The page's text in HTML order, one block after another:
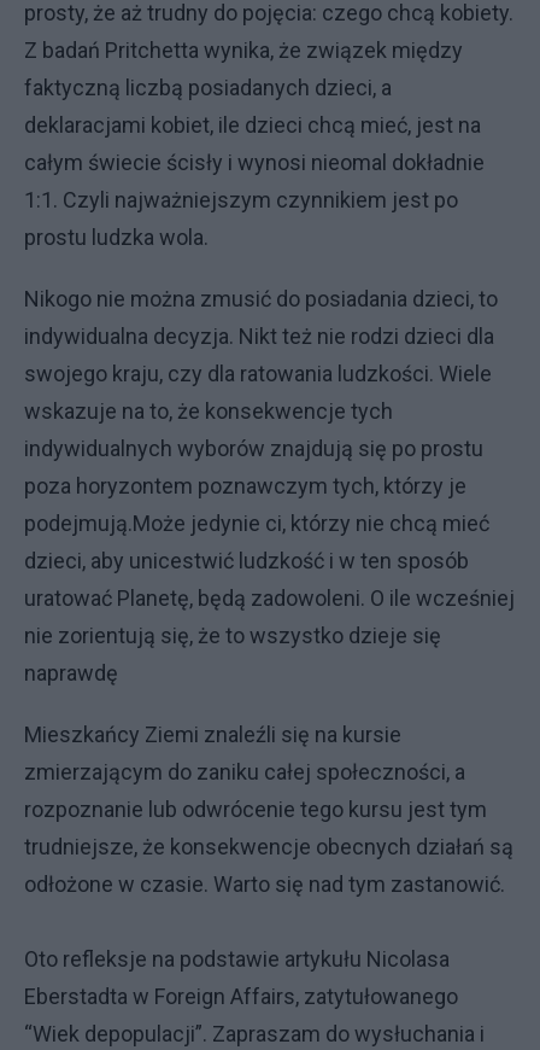
prosty, że aż trudny do pojęcia: czego chcą kobiety.
Z badań Pritchetta wynika, że związek między
faktyczną liczbą posiadanych dzieci, a
deklaracjami kobiet, ile dzieci chcą mieć, jest na
całym świecie ścisły i wynosi nieomal dokładnie
1:1. Czyli najważniejszym czynnikiem jest po
prostu ludzka wola.
Nikogo nie można zmusić do posiadania dzieci, to
indywidualna decyzja. Nikt też nie rodzi dzieci dla
swojego kraju, czy dla ratowania ludzkości. Wiele
wskazuje na to, że konsekwencje tych
indywidualnych wyborów znajdują się po prostu
poza horyzontem poznawczym tych, którzy je
podejmują.Może jedynie ci, którzy nie chcą mieć
dzieci, aby unicestwić ludzkość i w ten sposób
uratować Planetę, będą zadowoleni. O ile wcześniej
nie zorientują się, że to wszystko dzieje się
naprawdę
Mieszkańcy Ziemi znaleźli się na kursie
zmierzającym do zaniku całej społeczności, a
rozpoznanie lub odwrócenie tego kursu jest tym
trudniejsze, że konsekwencje obecnych działań są
odłożone w czasie. Warto się nad tym zastanowić.
Oto refleksje na podstawie artykułu Nicolasa
Eberstadta w Foreign Affairs, zatytułowanego
“Wiek depopulacji”. Zapraszam do wysłuchania i